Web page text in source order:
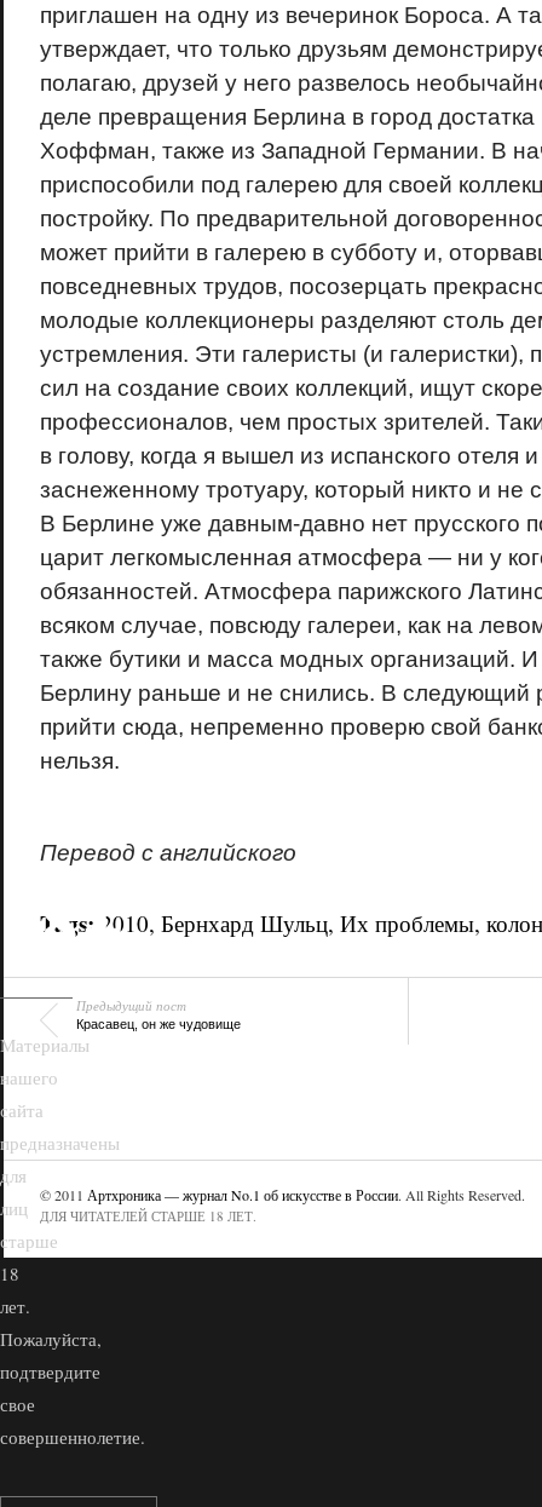
приглашен на одну из вечеринок Бороса. А
утверждает, что только друзьям
полагаю, друзей у него развелось
деле превращения Берлина в город достатка
Хоффман, также из Западной Германии. В
приспособили под галерею для своей
постройку. По предварительной
может прийти в галерею в субботу и,
повседневных трудов, посозерцать
молодые коллекционеры разделяют столь
устремления. Эти галеристы (и
сил на создание своих коллекций, ищут
профессионалов, чем простых зрителей.
в голову, когда я вышел из испанского отеля
заснеженному тротуару, который никто и не
В Берлине уже давным-давно нет прусского
царит легкомысленная атмосфера — ни у
обязанностей. Атмосфера парижского
всяком случае, повсюду галереи, как на
также бутики и масса модных организаций.
Берлину раньше и не снились. В следующий
прийти сюда, непременно проверю свой
нельзя.
Перевод с английского
Tags: 2010, Бернхард Шульц, Их проблемы,
Предыдущий пост
Красавец, он же чудовище
© 2011 Артхроника — журнал No.1 об искусстве в России. All Rights Reserved.
ДЛЯ ЧИТАТЕЛЕЙ СТАРШЕ 18 ЛЕТ.
18+
Материалы
нашего
сайта
предназначены
для
лиц
старше
18
лет.
Пожалуйста,
подтвердите
свое
совершеннолетие.